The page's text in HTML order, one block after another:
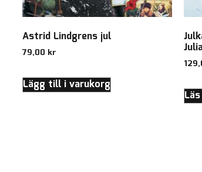
Astrid Lindgrens jul
79,00 kr
Lägg till i varukorg